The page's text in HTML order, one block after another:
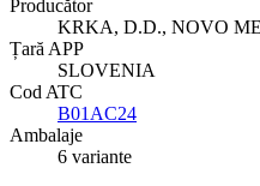
Producător
KRKA, D.D., NOVO
Țară APP
SLOVENIA
Cod ATC
B01AC24
Ambalaje
6 variante